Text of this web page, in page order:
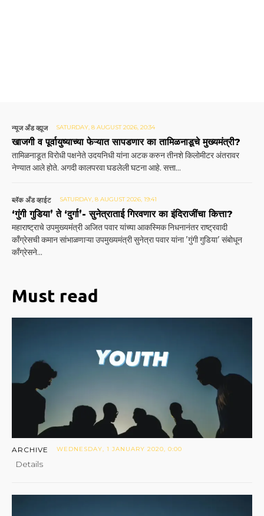
न्यूज अँड व्ह्यूज SATURDAY, 8 AUGUST 2026, 20:34
खाजगी व पूर्वायुष्याच्या फेऱ्यात सापडणार का तामिळनाडूचे मुख्यमंत्री?
तामिळनाडूत विरोधी पक्षनेते उदयनिधी यांना अटक करुन तीनशे किलोमीटर अंतरावर
नेण्यात आले होते. अगदी कालपरवा घडलेली घटना आहे. सत्ता...
ब्लॅक अँड व्हाईट SATURDAY, 8 AUGUST 2026, 19:41
‘गुंगी गुडिया’ ते ‘दुर्गा’- सुनेत्राताई गिरवणार का इंदिराजींचा कित्ता?
महाराष्ट्राचे उपमुख्यमंत्री अजित पवार यांच्या आकस्मिक निधनानंतर राष्ट्रवादी
काँग्रेसची कमान सांभाळणाऱ्या उपमुख्यमंत्री सुनेत्रा पवार यांना 'गुंगी गुडिया' संबोधून
काँग्रेसने...
Must read
ARCHIVE WEDNESDAY, 1 JANUARY 2020, 0:00
Details